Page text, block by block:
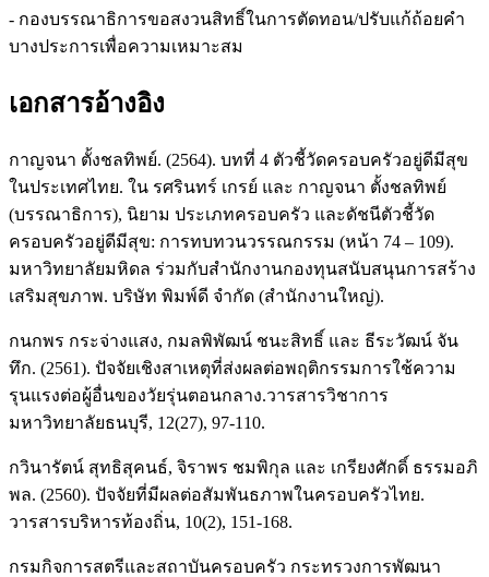
- กองบรรณาธิการขอสงวนสิทธิ์ในการตัดทอน/ปรับแก้ถ้อยคำ
บางประการเพื่อความเหมาะสม
เอกสารอ้างอิง
กาญจนา ตั้งชลทิพย์. (2564). บทที่ 4 ตัวชี้วัดครอบครัวอยู่ดีมีสุข
ในประเทศไทย. ใน รศรินทร์ เกรย์ และ กาญจนา ตั้งชลทิพย์
(บรรณาธิการ), นิยาม ประเภทครอบครัว และดัชนีตัวชี้วัด
ครอบครัวอยู่ดีมีสุข: การทบทวนวรรณกรรม (หน้า 74 – 109).
มหาวิทยาลัยมหิดล ร่วมกับสำนักงานกองทุนสนับสนุนการสร้าง
เสริมสุขภาพ. บริษัท พิมพ์ดี จำกัด (สำนักงานใหญ่).
กนกพร กระจ่างแสง, กมลพิพัฒน์ ชนะสิทธิ์ และ ธีระวัฒน์ จัน
ทึก. (2561). ปัจจัยเชิงสาเหตุที่ส่งผลต่อพฤติกรรมการใช้ความ
รุนแรงต่อผู้อื่นของวัยรุ่นตอนกลาง.วารสารวิชาการ
มหาวิทยาลัยธนบุรี, 12(27), 97-110.
กวินารัตน์ สุทธิสุคนธ์, จิราพร ชมพิกุล และ เกรียงศักดิ์ ธรรมอภิ
พล. (2560). ปัจจัยที่มีผลต่อสัมพันธภาพในครอบครัวไทย.
วารสารบริหารท้องถิ่น, 10(2), 151-168.
กรมกิจการสตรีและสถาบันครอบครัว กระทรวงการพัฒนา